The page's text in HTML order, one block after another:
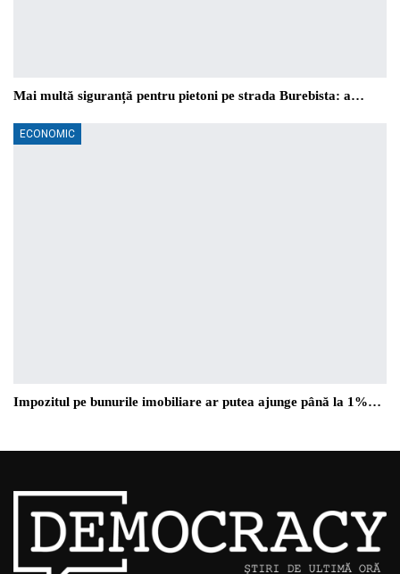
Mai multă siguranță pentru pietoni pe strada Burebista: a…
ECONOMIC
Impozitul pe bunurile imobiliare ar putea ajunge până la 1%…